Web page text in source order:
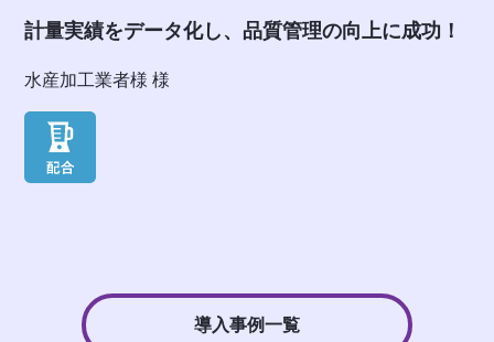
計量実績をデータ化し、品質管理の向上に成功！
水産加工業者様 様
導入事例一覧